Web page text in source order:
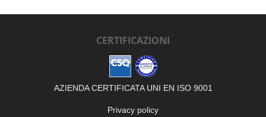
CERTIFICAZIONI
AZIENDA CERTIFICATA UNI EN ISO 9001
Privacy policy